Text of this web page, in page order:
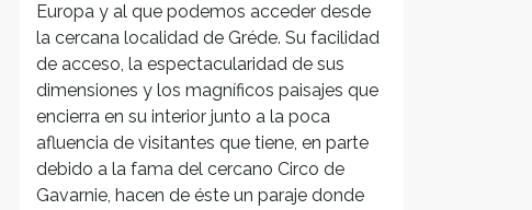
Europa y al que podemos acceder desde
la cercana localidad de Gréde. Su facilidad
de acceso, la espectacularidad de sus
dimensiones y los magníficos paisajes que
encierra en su interior junto a la poca
afluencia de visitantes que tiene, en parte
debido a la fama del cercano Circo de
Gavarnie, hacen de éste un paraje donde